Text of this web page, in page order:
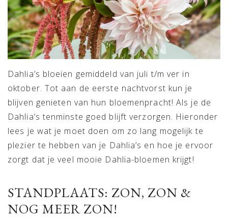
Dahlia’s bloeien gemiddeld van juli t/m ver in
oktober. Tot aan de eerste nachtvorst kun je
blijven genieten van hun bloemenpracht! Als je de
Dahlia’s tenminste goed blijft verzorgen. Hieronder
lees je wat je moet doen om zo lang mogelijk te
plezier te hebben van je Dahlia’s en hoe je ervoor
zorgt dat je veel mooie Dahlia-bloemen krijgt!
STANDPLAATS: ZON, ZON &
NOG MEER ZON!